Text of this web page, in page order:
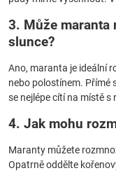
3. Může maranta
slunce?
Ano, maranta je ideální
nebo polostínem. Přímé
se nejlépe cítí na místě
4. Jak mohu
Maranty můžete
Opatrně oddělte